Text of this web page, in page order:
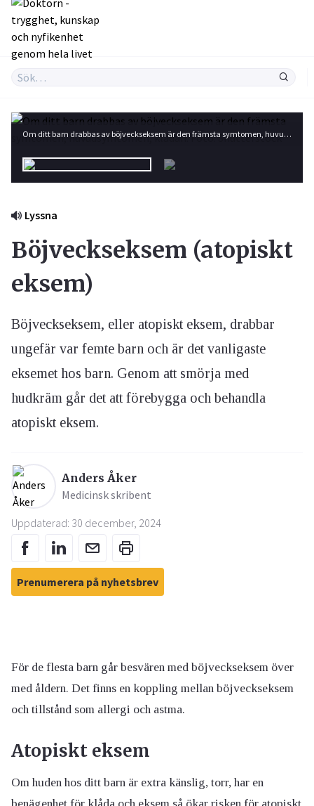
Om ditt barn drabbas av böjveckseksem är den främsta symtomen, huvudsymtomen, klådan. Foto: Shutterstock
Lyssna
Böjveckseksem (atopiskt
eksem)
Böjveckseksem, eller atopiskt eksem, drabbar
ungefär var femte barn och är det vanligaste
eksemet hos barn. Genom att smörja med
hudkräm går det att förebygga och behandla
atopiskt eksem.
Anders Åker
Medicinsk skribent
Uppdaterad: 30 december, 2024
Prenumerera på nyhetsbrev
För de flesta barn går besvären med böjveckseksem över
med åldern. Det finns en koppling mellan böjveckseksem
och tillstånd som allergi och astma.
Atopiskt eksem
Om huden hos ditt barn är extra känslig, torr, har en
benägenhet för klåda och eksem så ökar risken för atopiskt